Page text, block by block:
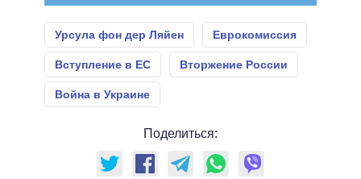
Урсула фон дер Ляйен Еврокомиссия
Вступление в ЕС Вторжение России
Война в Украине
Поделиться: